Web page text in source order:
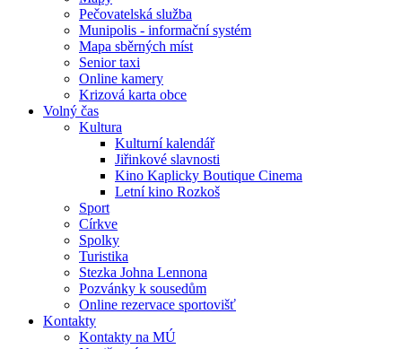
Pečovatelská služba
Munipolis - informační systém
Mapa sběrných míst
Senior taxi
Online kamery
Krizová karta obce
Volný čas
Kultura
Kulturní kalendář
Jiřinkové slavnosti
Kino Kaplicky Boutique Cinema
Letní kino Rozkoš
Sport
Církve
Spolky
Turistika
Stezka Johna Lennona
Pozvánky k sousedům
Online rezervace sportovišť
Kontakty
Kontakty na MÚ